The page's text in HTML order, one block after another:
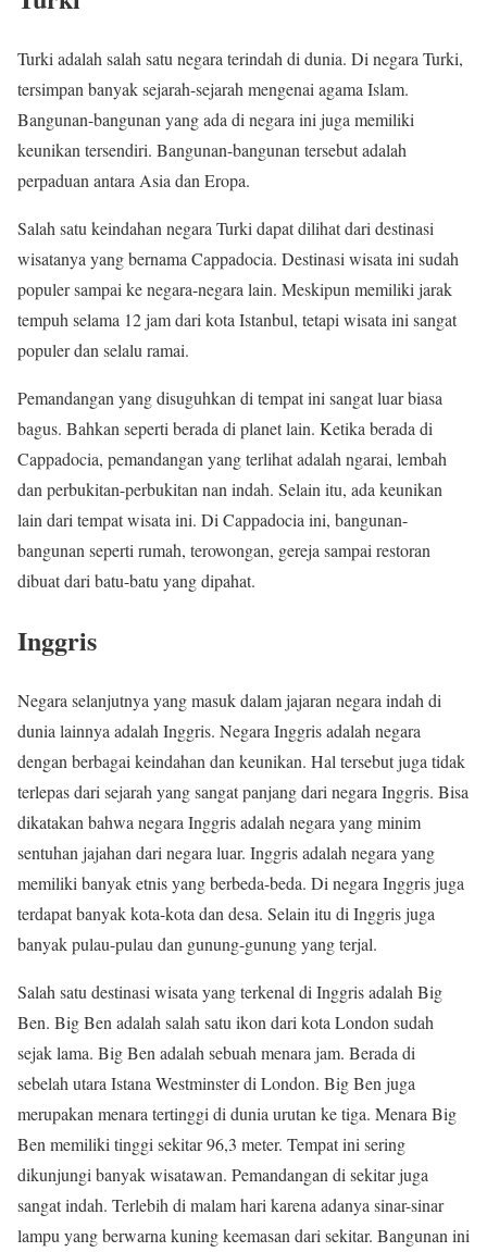
Turki adalah salah satu negara terindah di dunia. Di negara Turki,
tersimpan banyak sejarah-sejarah mengenai agama Islam.
Bangunan-bangunan yang ada di negara ini juga memiliki
keunikan tersendiri. Bangunan-bangunan tersebut adalah
perpaduan antara Asia dan Eropa.
Salah satu keindahan negara Turki dapat dilihat dari destinasi
wisatanya yang bernama Cappadocia. Destinasi wisata ini sudah
populer sampai ke negara-negara lain. Meskipun memiliki jarak
tempuh selama 12 jam dari kota Istanbul, tetapi wisata ini sangat
populer dan selalu ramai.
Pemandangan yang disuguhkan di tempat ini sangat luar biasa
bagus. Bahkan seperti berada di planet lain. Ketika berada di
Cappadocia, pemandangan yang terlihat adalah ngarai, lembah
dan perbukitan-perbukitan nan indah. Selain itu, ada keunikan
lain dari tempat wisata ini. Di Cappadocia ini, bangunan-
bangunan seperti rumah, terowongan, gereja sampai restoran
dibuat dari batu-batu yang dipahat.
Inggris
Negara selanjutnya yang masuk dalam jajaran negara indah di
dunia lainnya adalah Inggris. Negara Inggris adalah negara
dengan berbagai keindahan dan keunikan. Hal tersebut juga tidak
terlepas dari sejarah yang sangat panjang dari negara Inggris. Bisa
dikatakan bahwa negara Inggris adalah negara yang minim
sentuhan jajahan dari negara luar. Inggris adalah negara yang
memiliki banyak etnis yang berbeda-beda. Di negara Inggris juga
terdapat banyak kota-kota dan desa. Selain itu di Inggris juga
banyak pulau-pulau dan gunung-gunung yang terjal.
Salah satu destinasi wisata yang terkenal di Inggris adalah Big
Ben. Big Ben adalah salah satu ikon dari kota London sudah
sejak lama. Big Ben adalah sebuah menara jam. Berada di
sebelah utara Istana Westminster di London. Big Ben juga
merupakan menara tertinggi di dunia urutan ke tiga. Menara Big
Ben memiliki tinggi sekitar 96,3 meter. Tempat ini sering
dikunjungi banyak wisatawan. Pemandangan di sekitar juga
sangat indah. Terlebih di malam hari karena adanya sinar-sinar
lampu yang berwarna kuning keemasan dari sekitar. Bangunan ini